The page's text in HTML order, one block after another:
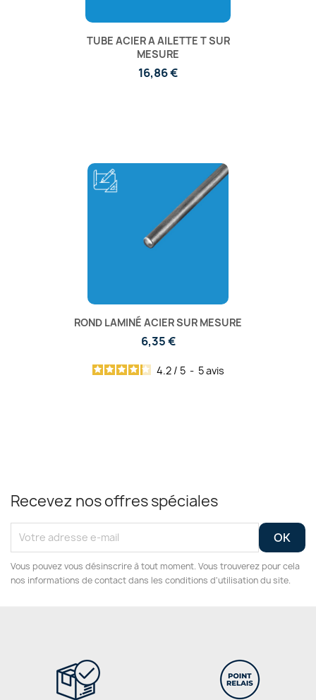
TUBE ACIER A AILETTE T SUR
MESURE
16,86 €
ROND LAMINÉ ACIER SUR MESURE
6,35 €
4.2 / 5 - 5avis
Recevez nos offres spéciales
Vous pouvez vous désinscrire à tout moment. Vous trouverez pour cela
nos informations de contact dans les conditions d'utilisation du site.